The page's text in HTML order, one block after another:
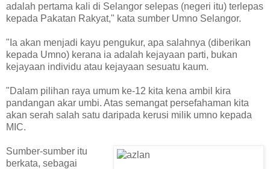
adalah pertama kali di Selangor selepas (negeri itu) terlepas
kepada Pakatan Rakyat," kata sumber Umno Selangor.
"Ia akan menjadi kayu pengukur, apa salahnya (diberikan
kepada Umno) kerana ia adalah kejayaan parti, bukan
kejayaan individu atau kejayaan sesuatu kaum.
"Dalam pilihan raya umum ke-12 kita kena ambil kira
pandangan akar umbi. Atas semangat persefahaman kita
akan serah salah satu daripada kerusi milik umno kepada
MIC.
Sumber-sumber itu
berkata, sebagai